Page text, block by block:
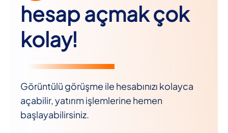
hesap açmak çok
kolay!
Görüntülü görüşme ile hesabınızı kolayca
açabilir, yatırım işlemlerine hemen
başlayabilirsiniz.